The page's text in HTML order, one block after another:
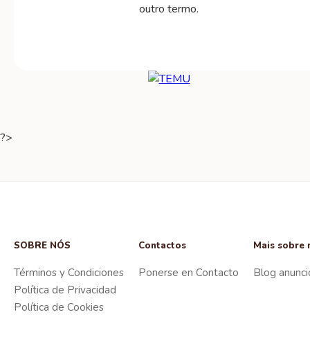
outro termo.
?>
SOBRE NÓS
Términos y Condiciones
Política de Privacidad
Política de Cookies
Contactos
Ponerse en Contacto
Mais sobre
Blog